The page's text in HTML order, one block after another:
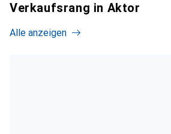
Verkaufsrang in Aktor
Alle anzeigen